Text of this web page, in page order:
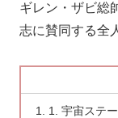
ギレン・ザビ総
志に賛同する全
1. 宇宙ステ